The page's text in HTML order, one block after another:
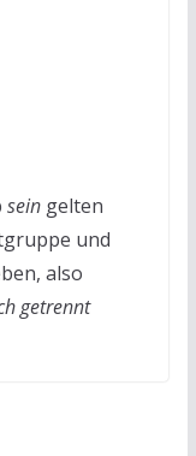
sein gelten
und
also
getrennt